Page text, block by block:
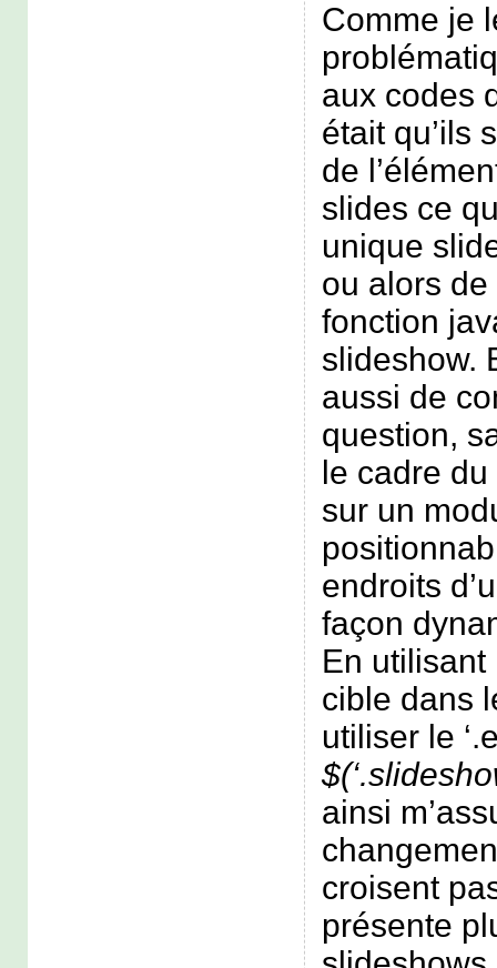
Comme je
aux codes
était qu’ils
de
slides ce
unique
ou alors
fonction
slideshow.
aussi de
question,
le cadre
sur un
endroits
façon
En
cible dans
utiliser le
ainsi
croisent
présente